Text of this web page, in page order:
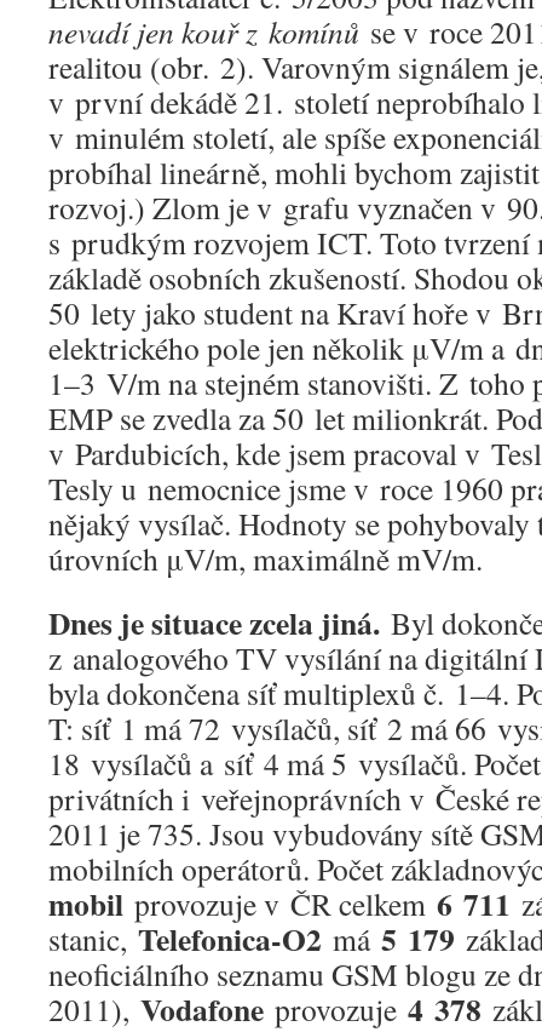
nevadí jen kouř z komínů se v roce
realitou (obr. 2). Varovným signálem
v první dekádě 21. století neprobíhalo
v minulém století, ale spíše
probíhal lineárně, mohli bychom
rozvoj.) Zlom je v grafu vyznačen v
s prudkým rozvojem ICT. Toto tvrzení
základě osobních zkušeností. Shodou
50 lety jako student na Kraví hoře v
elektrického pole jen několik μV/m a
1–3 V/m na stejném stanovišti. Z toho
EMP se zvedla za 50 let milionkrát.
v Pardubicích, kde jsem pracoval v
Tesly u nemocnice jsme v roce 1960
nějaký vysílač. Hodnoty se pohybovaly
úrovních μV/m, maximálně mV/m.
Dnes je situace zcela jiná. Byl
z analogového TV vysílání na digitální
byla dokončena síť multiplexů č. 1–4.
T: síť 1 má 72 vysílačů, síť 2 má 66
18 vysílačů a síť 4 má 5 vysílačů.
privátních i veřejnoprávních v České
2011 je 735. Jsou vybudovány sítě
mobilních operátorů. Počet
mobil provozuje v ČR celkem 6 711
stanic, Telefonica-O2 má 5 179
neoficiálního seznamu GSM blogu ze
2011), Vodafone provozuje 4 378